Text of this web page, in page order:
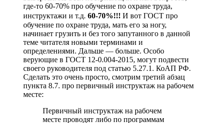
где-то 60-70% про обучение по охране труда,
инструктажи и т.д. 60-70%!!! И вот ГОСТ про
обучение по охране труда, мать его за ногу,
начинает грузить и без того запутанного в данной
теме читателя новыми терминами и
определениями. Дальше — больше. Особо
верующие в ГОСТ 12-0.004-2015, могут подвести
своего руководителя под статью 5.27.1. КоАП РФ.
Сделать это очень просто, смотрим третий абзац
пункта 8.7. про первичный инструктаж на рабочем
месте:
Первичный инструктаж на рабочем
месте проводят либо по программам